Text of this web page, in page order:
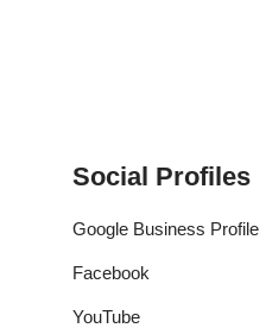
Social Profiles
Google Business Profile
Facebook
YouTube